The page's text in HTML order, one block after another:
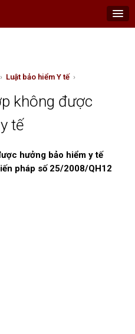
› Luật bảo hiểm Y tế ›
không được
tế
hưởng bảo hiểm y tế
pháp số 25/2008/QH12